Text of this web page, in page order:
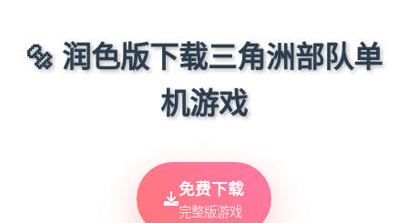
🔩 润色版下载三角洲部队单
机游戏
免费下载
完整版游戏